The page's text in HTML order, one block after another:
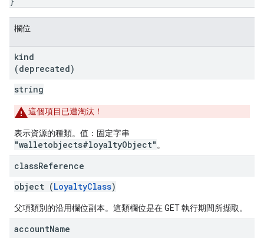
欄位
kind
(deprecated)
string
這個項目已遭淘汰！
表示資源的種類。值：固定字串
"walletobjects#loyaltyObject" 。
classReference
object (LoyaltyClass)
父項類別的沿用欄位副本。這類欄位是在 GET 執行期間所擷取。
accountName